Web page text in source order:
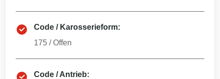
Code / Karosserieform:
175 /Offen
Code / Antrieb: